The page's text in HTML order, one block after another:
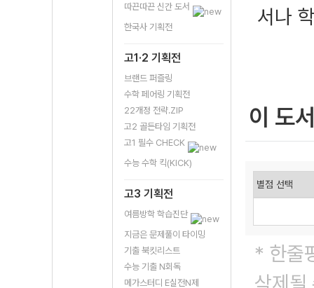
따끈따끈 신간 도서
한국사 기획전
고1·2 기획전
브랜드 퍼즐링
수학 페어링 기획전
22개정 전략.ZIP
고2 골든타임 기획전
고1 필수 CHECK
수능 수학 킥(KICK)
고3 기획전
여름방학 학습진단
지금은 문제풀이 타이밍
기출 북킷리스트
수능 기출 N회독
메가스터디 E실전N제
서나
이 도
* 한줄
삭제될